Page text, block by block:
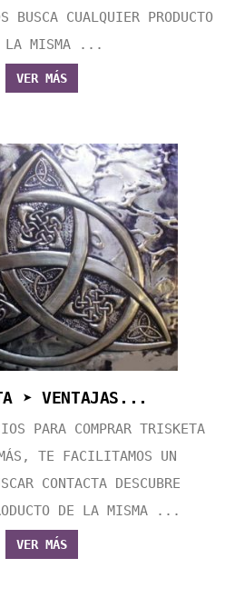
BUSCA CUALQUIER PRODUCTO
LA MISMA ...
VER MÁS
➤ VENTAJAS...
PARA COMPRAR TRISKETA
TE FACILITAMOS UN
CONTACTA DESCUBRE
DE LA MISMA ...
VER MÁS